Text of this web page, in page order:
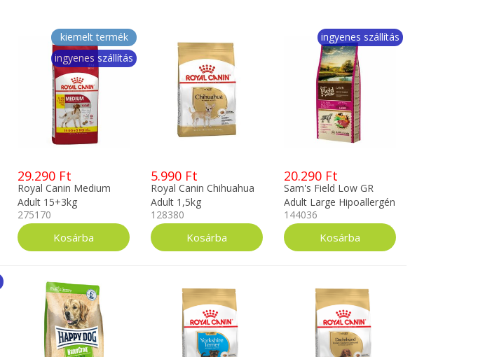
kiemelt termék
ingyenes szállítás
29.290 Ft
Royal Canin Medium
Adult 15+3kg
275170
5.990 Ft
Royal Canin Chihuahua
Adult 1,5kg
128380
ingyenes szállítás
20.290 Ft
Sam's Field Low GR
Adult Large Hipoallergén
Bárány 13kg
144036